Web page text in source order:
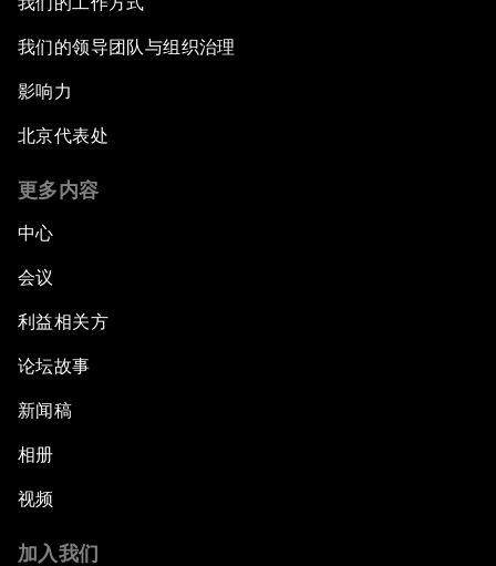
我们的领导团队与组织治理
影响力
北京代表处
更多内容
中心
会议
利益相关方
论坛故事
新闻稿
相册
视频
加入我们